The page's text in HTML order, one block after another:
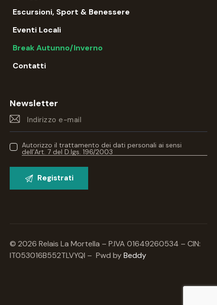
Escursioni, Sport & Benessere
Eventi Locali
Break Autunno/Inverno
Contatti
Newsletter
Autorizzo il trattamento dei dati personali ai sensi
dell’Art. 7 del D.lgs. 196/2003
© 2026 Relais La Mortella – P.IVA 01649260534 – CIN:
IT053016B552TLVYQI – Pwd byBeddy